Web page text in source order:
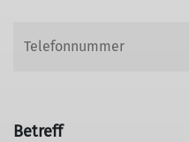
Betreff